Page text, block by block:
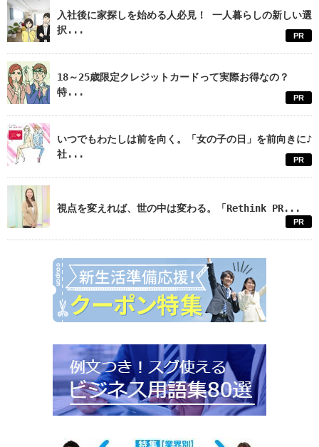
入社後に家探しを始める人必見！ 一人暮らしの新しい選
択...
PR
18～25歳限定クレジットカードって実際お得なの？
特...
PR
いつでもわたしは前を向く。「女の子の日」を前向きに♪
社...
PR
視点を変えれば、世の中は変わる。「Rethink PR...
PR